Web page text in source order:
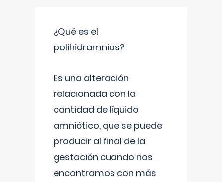
¿Qué es el
polihidramnios?
Es una alteración
relacionada con la
cantidad de líquido
amniótico, que se puede
producir al final de la
gestación cuando nos
encontramos con más